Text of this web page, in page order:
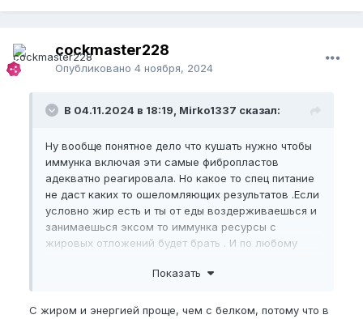
cockmaster228
Опубликовано 4 ноября, 2024
В 04.11.2024 в 18:19, Mirko1337 сказал:
Ну вообще понятное дело что кушать нужно чтобы
иммунка включая эти самые фибропластов
адекватно реагировала. Но какое то спец питание
не даст каких то ошеломляющих результатов .Если
условно жир есть и ты от еды воздерживаешься и
занимаешься эксом то иммунка ресурсы с
жировых отложений будет брать . И по любому
Показать
С жиром и энергией проще, чем с белком, потому что в